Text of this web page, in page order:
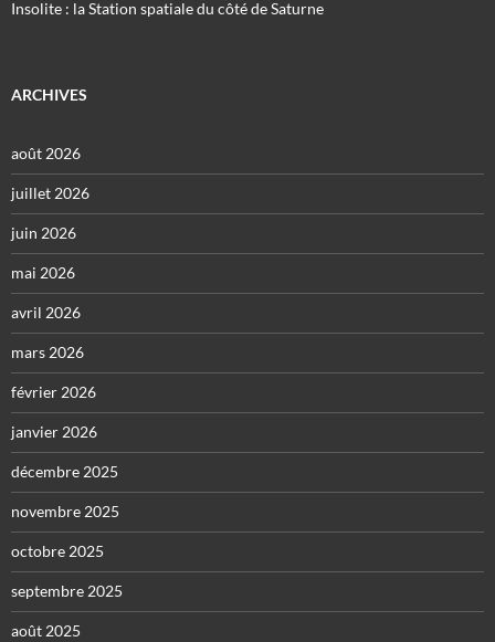
Insolite : la Station spatiale du côté de Saturne
ARCHIVES
août 2026
juillet 2026
juin 2026
mai 2026
avril 2026
mars 2026
février 2026
janvier 2026
décembre 2025
novembre 2025
octobre 2025
septembre 2025
août 2025